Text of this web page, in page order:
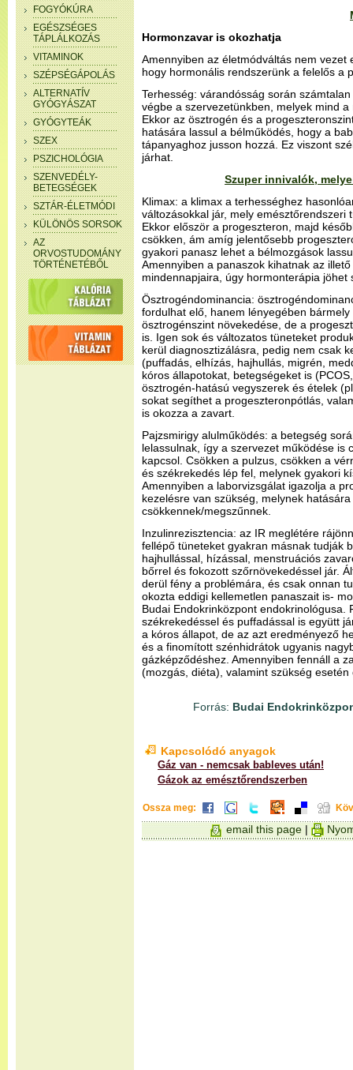
FOGYÓKÚRA
EGÉSZSÉGES
TÁPLÁLKOZÁS
VITAMINOK
SZÉPSÉGÁPOLÁS
ALTERNATÍV
GYÓGYÁSZAT
GYÓGYTEÁK
SZEX
PSZICHOLÓGIA
SZENVEDÉLY-
BETEGSÉGEK
SZTÁR-ÉLETMÓDI
KÜLÖNÖS SORSOK
AZ
ORVOSTUDOMÁNY
TÖRTÉNETÉBŐL
Hormonzavar is okozhatja
Amennyiben az életmódváltás nem vezet
hogy hormonális rendszerünk a felelős a
Terhesség: várandósság során
végbe a szervezetünkben, melyek mind
Ekkor az ösztrogén és a
hatására lassul a bélműködés, hogy a
tápanyaghoz jusson hozzá. Ez viszont
járhat.
Szuper innivalók,
Klimax: a klimax a terhességhez
változásokkal jár, mely emésztőrendszeri
Ekkor először a progeszteron, majd
csökken, ám amíg jelentősebb
gyakori panasz lehet a bélmozgások
Amennyiben a panaszok kihatnak az
mindennapjaira, úgy hormonterápia jöhet
Ösztrogéndominancia:
fordulhat elő, hanem lényegében
ösztrogénszint növekedése, de a
is. Igen sok és változatos tüneteket
kerül diagnosztizálásra, pedig nem csak
(puffadás, elhízás, hajhullás, migrén,
kóros állapotokat, betegségeket is
ösztrogén-hatású vegyszerek és ételek
sokat segíthet a progeszteronpótlás,
is okozza a zavart.
Pajzsmirigy alulműködés: a betegség
lelassulnak, így a szervezet működése is
kapcsol. Csökken a pulzus, csökken a
és székrekedés lép fel, melynek gyakori
Amennyiben a laborvizsgálat igazolja a
kezelésre van szükség, melynek
csökkennek/megszűnnek.
Inzulinrezisztencia: az IR meglétére
fellépő tüneteket gyakran másnak tudják
hajhullással, hízással, menstruációs
bőrrel és fokozott szőrnövekedéssel jár.
derül fény a problémára, és csak onnan
okozta eddigi kellemetlen panaszait is-
Budai Endokrinközpont endokrinológusa.
székrekedéssel és puffadással is együtt
a kóros állapot, de az azt eredményező
és a finomított szénhidrátok ugyanis
gázképződéshez. Amennyiben fennáll a
(mozgás, diéta), valamint szükség
Forrás: Budai
Kapcsolódó anyagok
Gáz van - nemcsak bableves után!
Gázok az emésztőrendszerben
Ossza meg:
email this page |